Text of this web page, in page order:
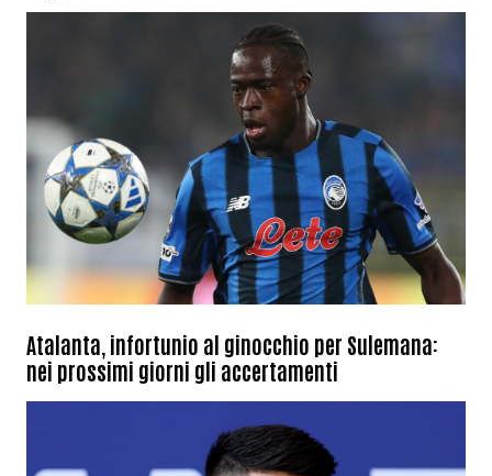
Atalanta, infortunio al ginocchio per Sulemana:
nei prossimi giorni gli accertamenti